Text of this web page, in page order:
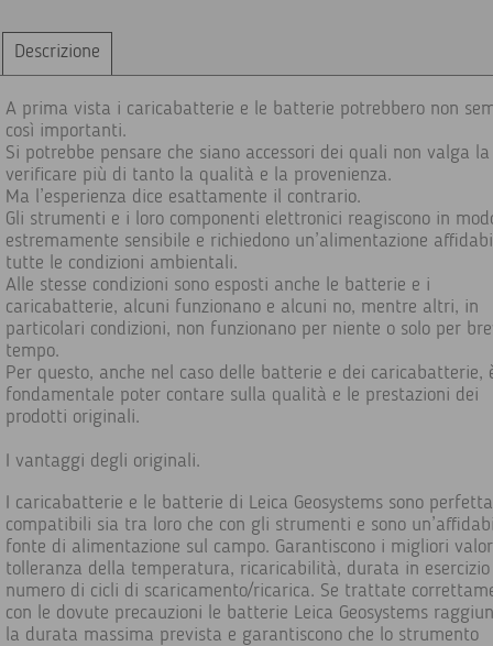
Descrizione
A prima vista i caricabatterie e le batterie potrebbero non
così importanti.
Si potrebbe pensare che siano accessori dei quali non valga
verificare più di tanto la qualità e la provenienza.
Ma l’esperienza dice esattamente il contrario.
Gli strumenti e i loro componenti elettronici reagiscono in
estremamente sensibile e richiedono un’alimentazione
tutte le condizioni ambientali.
Alle stesse condizioni sono esposti anche le batterie e i
caricabatterie, alcuni funzionano e alcuni no, mentre altri, in
particolari condizioni, non funzionano per niente o solo per
tempo.
Per questo, anche nel caso delle batterie e dei caricabatterie,
fondamentale poter contare sulla qualità e le prestazioni dei
prodotti originali.
I vantaggi degli originali.
I caricabatterie e le batterie di Leica Geosystems sono
compatibili sia tra loro che con gli strumenti e sono
fonte di alimentazione sul campo. Garantiscono i migliori
tolleranza della temperatura, ricaricabilità, durata in esercizio
numero di cicli di scaricamento/ricarica. Se trattate
con le dovute precauzioni le batterie Leica Geosystems
la durata massima prevista e garantiscono che lo strumento